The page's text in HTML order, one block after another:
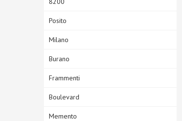
Posito
Milano
Burano
Frammenti
Boulevard
Memento